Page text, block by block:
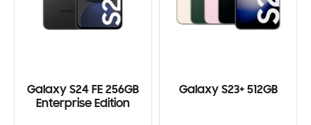
Galaxy S24 FE 256GB
Enterprise Edition
Galaxy S23+ 512GB